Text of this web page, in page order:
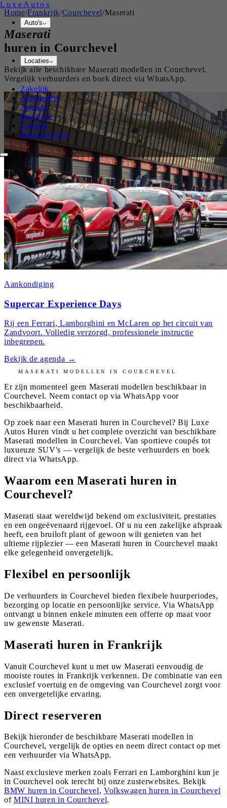
Luxe Autos
Auto's
Locaties
Zakelijk
Aanbieders
Agenda
Inspiratie
Contact
Reserveer Nu
Home/Frankrijk/Courchevel/Maserati
Maserati
huren in Courchevel
Bekijk alle beschikbareMaserati modellen in Courchevel.
Vergelijk verhuurders en boek direct via WhatsApp.
Aankondiging
Supercar Experience Days
Rij een Ferrari, Lamborghini en McLaren op het circuit van
Zandvoort. Volledig verzorgd, professionele instructie
inbegrepen.
Bekijk de agenda →
MASERATI MODELLEN INCOURCHEVEL
Er zijn momenteel geen Maserati modellen beschikbaar in
Courchevel. Neem contact op via WhatsApp voor
beschikbaarheid.
Op zoek naar een Maserati huren in Courchevel? Bij Luxe
Autos Huren vindt u het complete overzicht van beschikbare
Maserati modellen in Courchevel. Van sportieve coupés tot
luxueuze SUV's — vergelijk de beste verhuurders en boek
direct via WhatsApp.
Waarom een Maserati huren in
Courchevel?
Maserati staat wereldwijd bekend om exclusiviteit, prestaties
en een ongeëvenaard rijgevoel. Of u nu een zakelijke afspraak
heeft, een bruiloft plant of gewoon wilt genieten van het
ultieme rijplezier — een Maserati huren in Courchevel maakt
elke gelegenheid onvergetelijk.
Flexibel en persoonlijk
De verhuurders in Courchevel bieden flexibele huurperiodes,
bezorging op locatie en persoonlijke service. Via WhatsApp
ontvangt u binnen enkele minuten een offerte op maat voor
uw gewenste Maserati.
Maserati huren in Frankrijk
Vanuit Courchevel kunt u met uw Maserati eenvoudig de
mooiste routes in Frankrijk verkennen. De combinatie van een
exclusief voertuig en de omgeving van Courchevel zorgt voor
een onvergetelijke ervaring.
Direct reserveren
Bekijk hieronder de beschikbare Maserati modellen in
Courchevel, vergelijk de opties en neem direct contact op met
een verhuurder via WhatsApp.
Naast exclusieve merken zoals Ferrari en Lamborghini kun je
in Courchevel ook terecht bij onze zusterwebsites. Bekijk
BMW huren inCourchevel,Volkswagen huren in Courchevel
of MINI huren in Courchevel.